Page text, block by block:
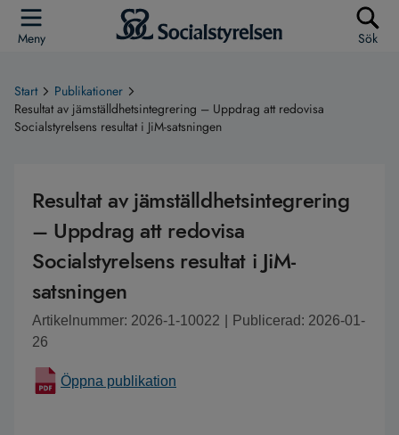
Meny Sök
Start
Publikationer
Resultat av jämställdhetsintegrering – Uppdrag att redovisa
Socialstyrelsens resultat i JiM-satsningen
Resultat av jämställdhetsintegrering
– Uppdrag att redovisa
Socialstyrelsens resultat i JiM-
satsningen
Artikelnummer: 2026-1-10022
Publicerad: 2026-01-
26
Öppna publikation